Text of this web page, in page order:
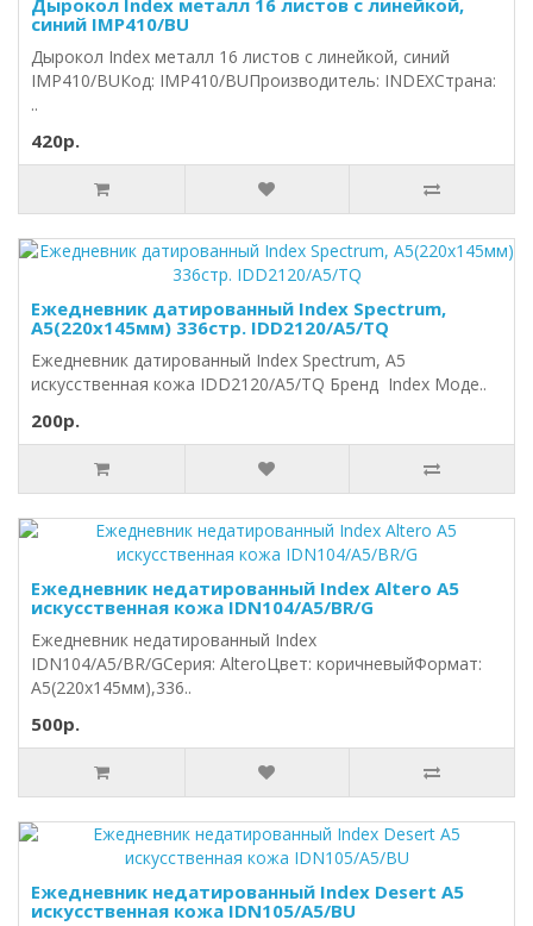
Дырокол Index металл 16 листов с линейкой,
синий IMP410/BU
Дырокол Index металл 16 листов с линейкой, синий
IMP410/BUКод: IMP410/BUПроизводитель: INDEXСтрана:
..
420р.
Ежедневник датированный Index Spectrum,
А5(220х145мм) 336стр. IDD2120/A5/TQ
Ежедневник датированный Index Spectrum, A5
искусственная кожа IDD2120/A5/TQ Бренд Index Моде..
200р.
Ежедневник недатированный Index Altero A5
искусственная кожа IDN104/A5/BR/G
Ежедневник недатированный Index
IDN104/A5/BR/GСерия: AlteroЦвет: коричневыйФормат:
А5(220х145мм),336..
500р.
Ежедневник недатированный Index Desert A5
искусственная кожа IDN105/A5/BU